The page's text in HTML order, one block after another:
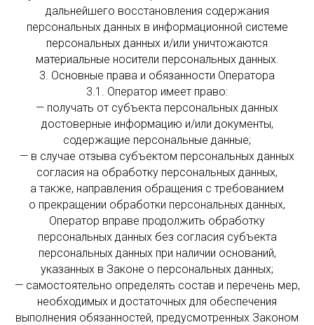
дальнейшего восстановления содержания
персональных данных в информационной системе
персональных данных и/или уничтожаются
материальные носители персональных данных.
3. Основные права и обязанности Оператора
3.1. Оператор имеет право:
— получать от субъекта персональных данных
достоверные информацию и/или документы,
содержащие персональные данные;
— в случае отзыва субъектом персональных данных
согласия на обработку персональных данных,
а также, направления обращения с требованием
о прекращении обработки персональных данных,
Оператор вправе продолжить обработку
персональных данных без согласия субъекта
персональных данных при наличии оснований,
указанных в Законе о персональных данных;
— самостоятельно определять состав и перечень мер,
необходимых и достаточных для обеспечения
выполнения обязанностей, предусмотренных Законом